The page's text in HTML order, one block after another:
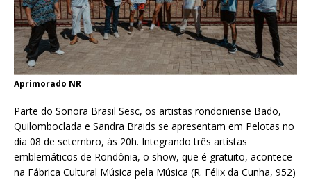
Aprimorado NR
Parte do Sonora Brasil Sesc, os artistas rondoniense Bado,
Quilomboclada e Sandra Braids se apresentam em Pelotas no
dia 08 de setembro, às 20h. Integrando três artistas
emblemáticos de Rondônia, o show, que é gratuito, acontece
na Fábrica Cultural Música pela Música (R. Félix da Cunha, 952)